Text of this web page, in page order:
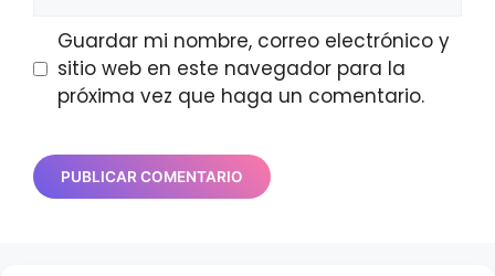
Guardar mi nombre, correo electrónico y
sitio web en este navegador para la
próxima vez que haga un comentario.